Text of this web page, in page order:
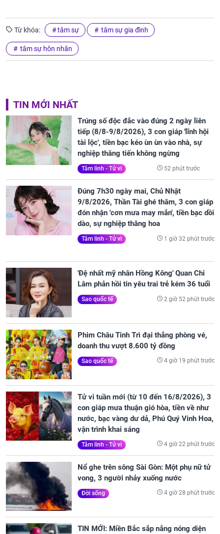
Từ khóa: tâm sự tâm sự gia đình
tâm sự hôn nhân
TIN MỚI NHẤT
Trúng số độc đắc vào đúng 2 ngày liên
tiếp (8/8-9/8/2026), 3 con giáp 'lĩnh hội
tài lộc', tiền bạc kéo ùn ùn vào nhà, sự
nghiệp thăng tiến không ngừng
Tâm linh - Tử vi 52 phút trước
Đúng 7h30 ngày mai, Chủ Nhật
9/8/2026, Thần Tài ghé thăm, 3 con giáp
đón nhận 'cơn mưa may mắn', tiền bạc dồi
dào, sự nghiệp thăng hoa
Tâm linh - Tử vi 1 giờ 32 phút trước
'Đệ nhất mỹ nhân Hồng Kông' Quan Chi
Lâm phản hồi tin yêu trai trẻ kém 36 tuổi
Sao quốc tế 2 giờ 52 phút trước
Phim Châu Tinh Trì đại thắng phòng vé,
doanh thu vượt 8.600 tỷ đồng
Sao quốc tế 4 giờ 19 phút trước
Tử vi tuần mới (từ 10 đến 16/8/2026), 3
con giáp mưa thuận gió hòa, tiền về như
nước, bạc vàng dư dả, Phú Quý Vinh Hoa,
vận trình khai sáng
Tâm linh - Tử vi 4 giờ 22 phút trước
Nổ ghe trên sông Sài Gòn: Một phụ nữ tử
vong, 3 người nhảy xuống nước
Đời sống 4 giờ 28 phút trước
TIN MỚI: Miền Bắc sắp nắng nóng diện